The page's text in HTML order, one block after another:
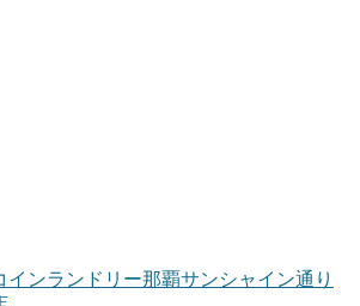
インランドリー那覇サンシャイン通り